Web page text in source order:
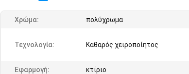
Χρώμα: πολύχρωμα
Τεχνολογία: Καθαρός χειροποίητος
Εφαρμογή: κτίριο